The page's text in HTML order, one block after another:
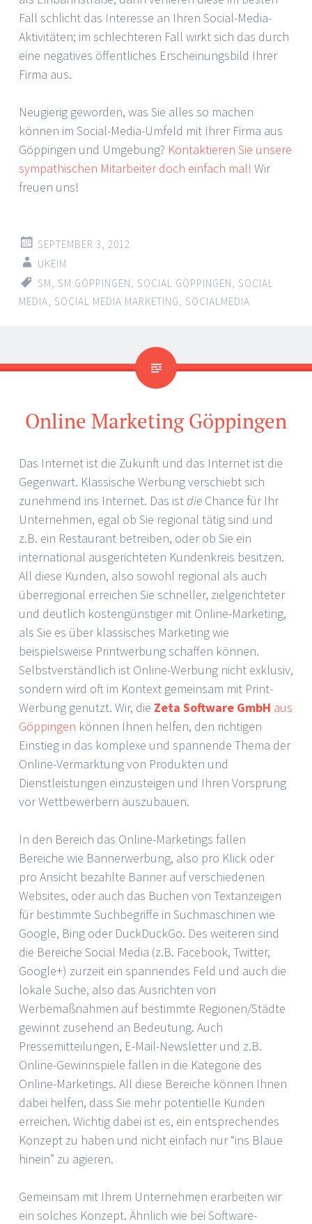
Fall schlicht das Interesse an Ihren Social-Media-
Aktivitäten; im schlechteren Fall wirkt sich das durch
eine negatives öffentliches Erscheinungsbild Ihrer
Firma aus.
Neugierig geworden, was Sie alles so machen
können im Social-Media-Umfeld mit Ihrer Firma aus
Göppingen und Umgebung? Kontaktieren Sie unsere
sympathischen Mitarbeiter doch einfach mal! Wir
freuen uns!
SEPTEMBER 3, 2012
UKEIM
SM
SM GÖPPINGEN SOCIAL GÖPPINGEN
SOCIAL
MEDIA SOCIAL MEDIA MARKETING SOCIALMEDIA
Online Marketing Göppingen
Das Internet ist die Zukunft und das Internet ist die
Gegenwart. Klassische Werbung verschiebt sich
zunehmend ins Internet. Das istdie Chance für Ihr
Unternehmen, egal ob Sie regional tätig sind und
z.B. ein Restaurant betreiben, oder ob Sie ein
international ausgerichteten Kundenkreis besitzen.
All diese Kunden, also sowohl regional als auch
überregional erreichen Sie schneller, zielgerichteter
und deutlich kostengünstiger mit Online-Marketing,
als Sie es über klassisches Marketing wie
beispielsweise Printwerbung schaffen können.
Selbstverständlich ist Online-Werbung nicht exklusiv,
sondern wird oft im Kontext gemeinsam mit Print-
Werbung genutzt. Wir, die Zeta Software GmbH aus
Göppingen können Ihnen helfen, den richtigen
Einstieg in das komplexe und spannende Thema der
Online-Vermarktung von Produkten und
Dienstleistungen einzusteigen und Ihren Vorsprung
vor Wettbewerbern auszubauen.
In den Bereich das Online-Marketings fallen
Bereiche wie Bannerwerbung, also pro Klick oder
pro Ansicht bezahlte Banner auf verschiedenen
Websites, oder auch das Buchen von Textanzeigen
für bestimmte Suchbegriffe in Suchmaschinen wie
Google, Bing oder DuckDuckGo. Des weiteren sind
die Bereiche Social Media (z.B. Facebook, Twitter,
Google+) zurzeit ein spannendes Feld und auch die
lokale Suche, also das Ausrichten von
Werbemaßnahmen auf bestimmte Regionen/Städte
gewinnt zusehend an Bedeutung. Auch
Pressemitteilungen, E-Mail-Newsletter und z.B.
Online-Gewinnspiele fallen in die Kategorie des
Online-Marketings. All diese Bereiche können Ihnen
dabei helfen, dass Sie mehr potentielle Kunden
erreichen. Wichtig dabei ist es, ein entsprechendes
Konzept zu haben und nicht einfach nur “ins Blaue
hinein” zu agieren.
Gemeinsam mit Ihrem Unternehmen erarbeiten wir
ein solches Konzept. Ähnlich wie bei Software-